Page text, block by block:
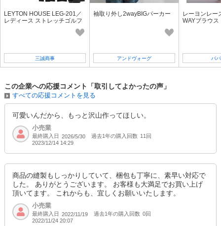
LEYTON HOUSE LEG-201／
レディース ストレッチゴルフ
三誠商事
袖取り外し2wayBIGパーカー
アンドヴォーグ
レーヨンレ
WAYブラウ
パ
この企業への応援コメント「取引してよかったの声」
すべての応援コメントを見る
可愛いんだから、もっと沢山作ってほしい。
小売業
最終購入日 2026/5/30 過去1年の購入回数 11回
2023/12/14 14:29
商品の縫製もしっかりしていて、梱包も丁寧に、素早い対応で
した。 ありがとうございます。 お客様も大満足でお買い上げ
頂いてます。 これからも、宜しくお願いいたします。
小売業
最終購入日 2022/11/19 過去1年の購入回数 0回
2022/11/24 20:07